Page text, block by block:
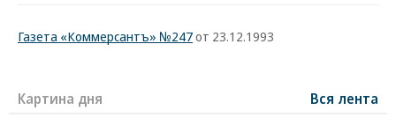
Газета «Коммерсантъ» №247от 23.12.1993
Картина дня Вся лента